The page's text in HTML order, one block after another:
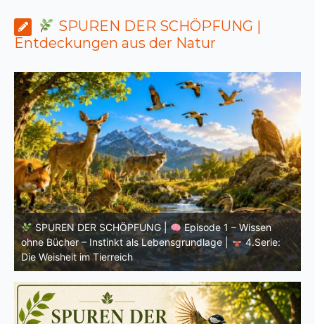
SPUREN DER SCHÖPFUNG |
Entdeckungen aus der Natur
SPUREN DER SCHÖPFUNG |
Einleitung zur vierten
Serie |
Die Weisheit im Tierreich